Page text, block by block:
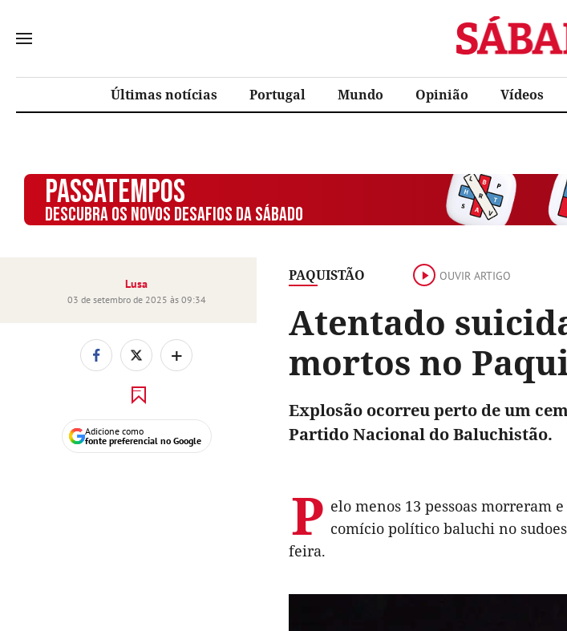
Sábado
Últimas notícias Portugal Mundo Opinião Vídeos
PASSATEMPOS
DESCUBRA OS NOVOS DESAFIOS DA SÁBADO
PAQUISTÃO OUVIR ARTIGO
Atentado
mortos no
Lusa
03 de setembro de 2025 às 09:34
+
Adicione como
fonte preferencial no Google
Explosão ocorreu perto de um
Partido Nacional do Baluchistão.
P elo menos 13 pessoas morreram
comício político baluchi no
feira.